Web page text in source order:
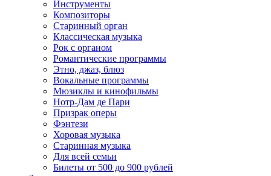
Инструменты
Композиторы
Старинный орган
Классическая музыка
Рок с органом
Романтические программы
Этно, джаз, блюз
Вокальные программы
Мюзиклы и кинофильмы
Нотр-Дам де Пари
Призрак оперы
Фэнтези
Хоровая музыка
Старинная музыка
Для всей семьи
Билеты от 500 до 900 рублей